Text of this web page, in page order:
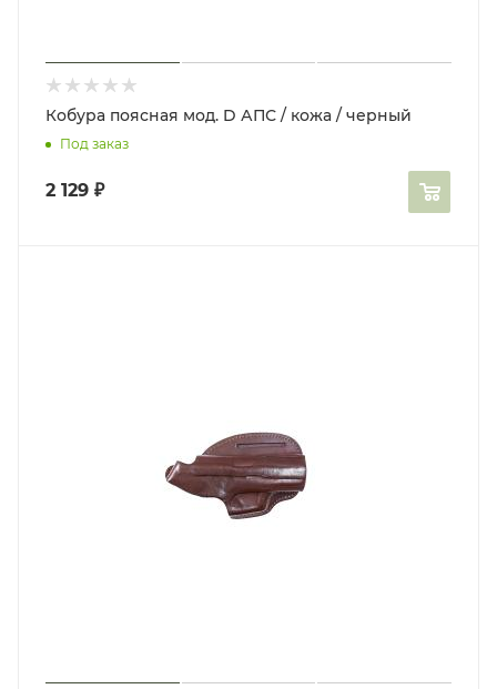
Кобура поясная мод. D АПС / кожа / черный
Под заказ
2 129 ₽